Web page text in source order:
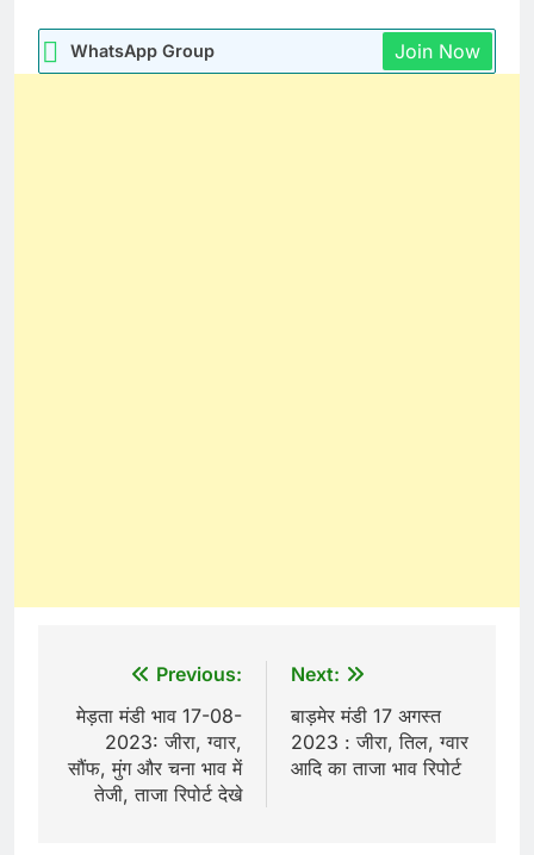
WhatsApp Group Join Now
navigation
Previous:
मेड़ता मंडी भाव 17-08-
2023: जीरा, ग्वार,
सौंफ, मुंग और चना भाव में
तेजी, ताजा रिपोर्ट देखे
Next:
बाड़मेर मंडी 17 अगस्त
2023 : जीरा, तिल, ग्वार
आदि का ताजा भाव रिपोर्ट